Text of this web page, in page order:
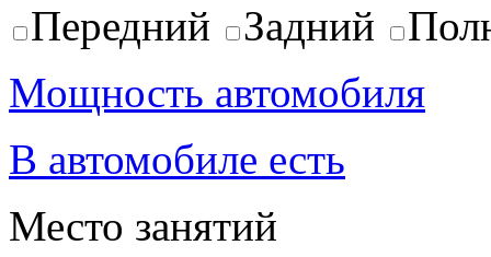
Передний
Задний
Мощность автомобиля
В автомобиле есть
Место занятий